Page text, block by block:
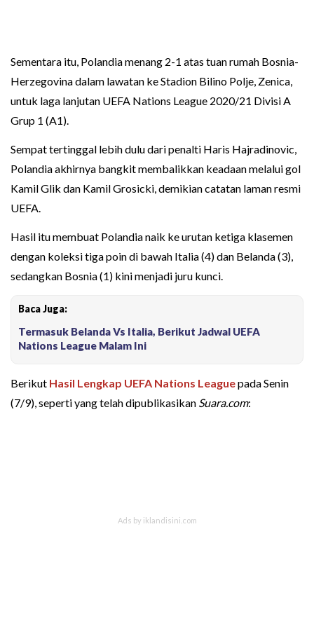
Sementara itu, Polandia menang 2-1 atas tuan rumah Bosnia-
Herzegovina dalam lawatan ke Stadion Bilino Polje, Zenica,
untuk laga lanjutan UEFA Nations League 2020/21 Divisi A
Grup 1 (A1).
Sempat tertinggal lebih dulu dari penalti Haris Hajradinovic,
Polandia akhirnya bangkit membalikkan keadaan melalui gol
Kamil Glik dan Kamil Grosicki, demikian catatan laman resmi
UEFA.
Hasil itu membuat Polandia naik ke urutan ketiga klasemen
dengan koleksi tiga poin di bawah Italia (4) dan Belanda (3),
sedangkan Bosnia (1) kini menjadi juru kunci.
Baca Juga:
Termasuk Belanda Vs Italia, Berikut Jadwal UEFA
Nations League Malam Ini
Berikut Hasil Lengkap UEFA Nations Leaguepada Senin
(7/9), seperti yang telah dipublikasikan Suara.com: